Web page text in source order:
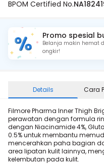
BPOM Certified No.
Promo spesial
Belanja makin hemat
ongkir!
Details Cara
Filmore Pharma Inner Thigh
perawatan dengan formula
dengan Niacinamide 4%,
0.5% untuk membantu
mencerahkan paha bagian
area lipatan kulit lainnya,
kelembutan pada kulit.